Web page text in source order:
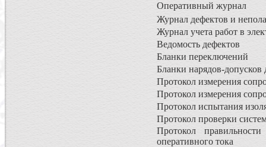
Оперативный журнал
Журнал дефектов и
Журнал учета работ в
Ведомость дефектов
Бланки переключений
Бланки нарядов-допусков
Протокол измерения
Протокол измерения
Протокол испытания
Протокол проверки
Протокол
оперативного тока